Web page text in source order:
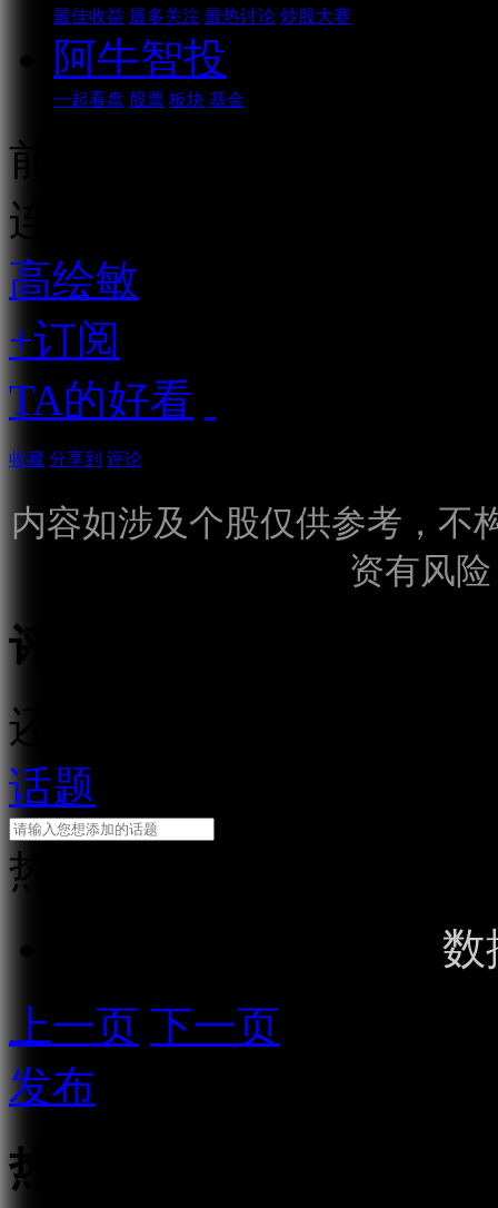
最佳收益 最多关注 最热讨论 炒股大赛
阿牛智投
一起看盘 股票 板块 基金
前三季度GDP出炉！
连续播放
高绘敏
+订阅
TA的好看
收藏 分享到 评论
内容如涉及个股仅供参考，不
资有风
评论
还需输入10个字
话题
热门话题
数
上一页 下一页
发布
热点话题